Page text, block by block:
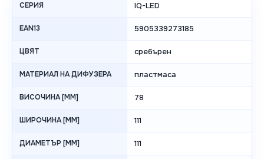
СЕРИЯ IQ-LED
EAN13 5905339273185
ЦВЯТ сребърен
МАТЕРИАЛ НА ДИФУЗЕРА пластмаса
ВИСОЧИНА [MM] 78
ШИРОЧИНА [MM] 111
ДИАМЕТЪР [MM] 111